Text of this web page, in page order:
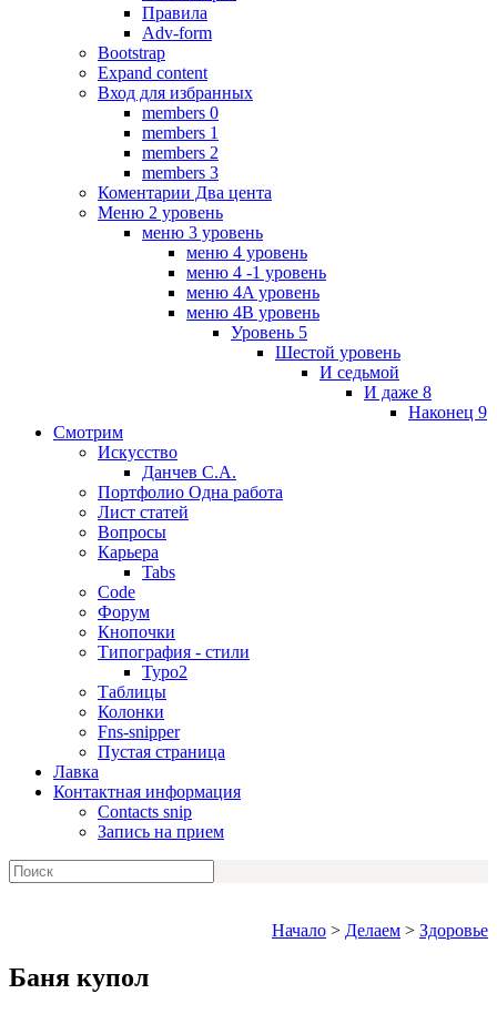
Правила
Adv-form
Bootstrap
Expand content
Вход для избранных
members 0
members 1
members 2
members 3
Коментарии Два цента
Меню 2 уровень
меню 3 уровень
меню 4 уровень
меню 4 -1 уровень
меню 4A уровень
меню 4B уровень
Уровень 5
Шестой уровень
И седьмой
И даже 8
Наконец 9
Смотрим
Искусство
Данчев С.А.
Портфолио Одна работа
Лист статей
Вопросы
Карьера
Tabs
Code
Форум
Кнопочки
Типография - стили
Typo2
Таблицы
Колонки
Fns-snipper
Пустая страница
Лавка
Контактная информация
Contacts snip
Запись на прием
Начало > Делаем > Здоровье
Баня купол